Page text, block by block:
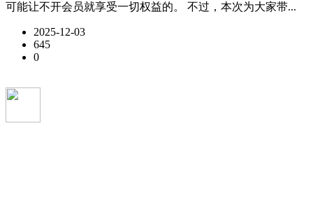
可能让不开会员就享受一切权益的。 不过，本次为大家带...
2025-12-03
645
0